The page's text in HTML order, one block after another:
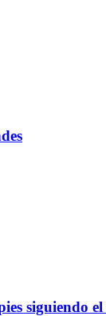
siguiendo el